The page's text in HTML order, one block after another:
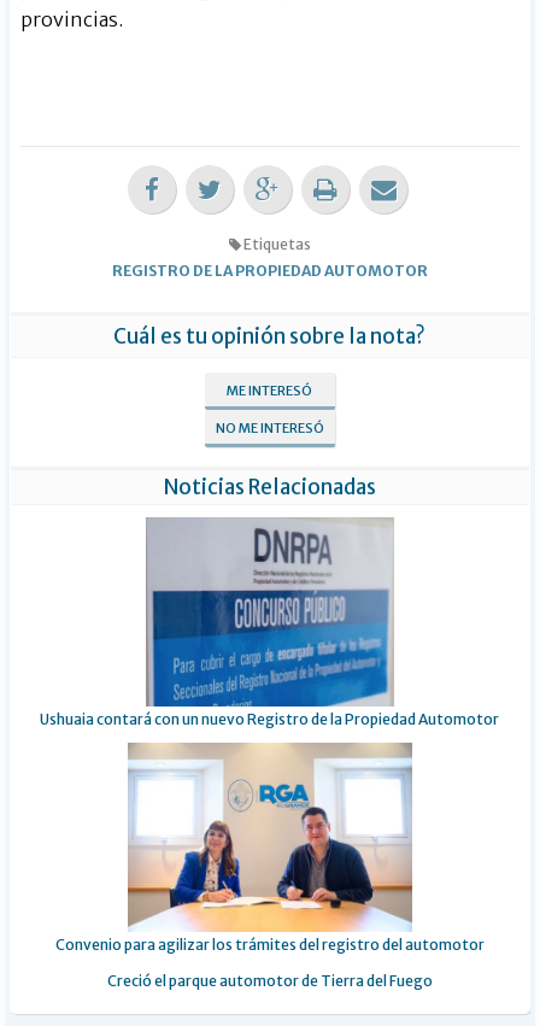
provincias.
Etiquetas
REGISTRO DE LA PROPIEDAD AUTOMOTOR
Cuál es tu opinión sobre la nota?
ME INTERESÓ
NO ME INTERESÓ
Noticias Relacionadas
Ushuaia contará con un nuevo Registro de la Propiedad Automotor
Convenio para agilizar los trámites del registro del automotor
Creció el parque automotor de Tierra del Fuego